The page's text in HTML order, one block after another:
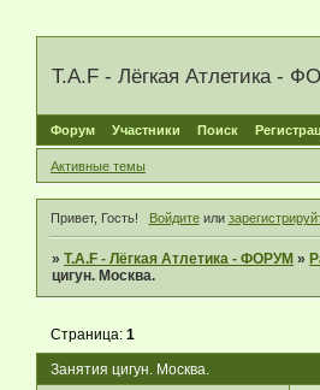
T.A.F - Лёгкая Атлетика -
Форум Участники Поиск
Активные темы
Привет, Гость! Войдитеили
»T.A.F - Лёгкая Атлетика - ФОРУМ »
цигун. Москва.
Занятия цигун. Москва.
Страница:1